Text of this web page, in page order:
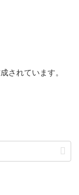
されています。